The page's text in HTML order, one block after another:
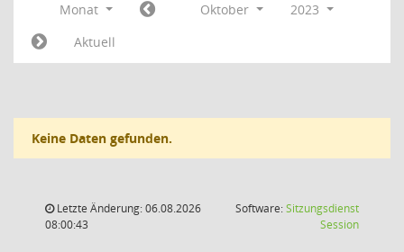
Monat Oktober
2023
Aktuell
Keine Daten gefunden.
Letzte Änderung: 06.08.2026
08:00:43
Software:Sitzungsdienst
Session(Wird in